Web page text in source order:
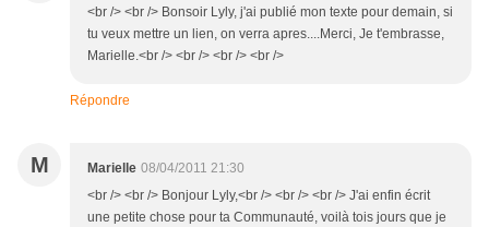
<br /> <br /> Bonsoir Lyly, j'ai publié mon texte pour demain, si
tu veux mettre un lien, on verra apres....Merci, Je t'embrasse,
Marielle.<br /> <br /> <br /> <br />
Répondre
M Marielle 08/04/2011 21:30
<br /> <br /> Bonjour Lyly,<br /> <br /> <br /> J'ai enfin écrit
une petite chose pour ta Communauté, voilà tois jours que je